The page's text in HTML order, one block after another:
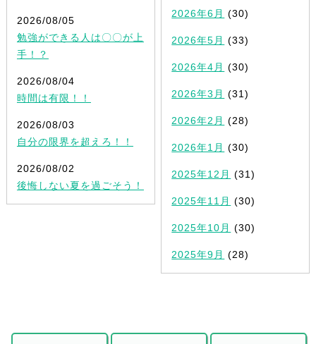
2026/08/05
勉強ができる人は〇〇が上
手！？
2026/08/04
時間は有限！！
2026/08/03
自分の限界を超えろ！！
2026/08/02
後悔しない夏を過ごそう！
2026年6月 (30)
2026年5月 (33)
2026年4月 (30)
2026年3月 (31)
2026年2月 (28)
2026年1月 (30)
2025年12月 (31)
2025年11月 (30)
2025年10月 (30)
2025年9月 (28)